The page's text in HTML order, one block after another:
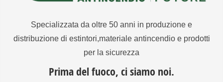
Specializzata da oltre 50 anni in produzione e
distribuzione di estintori,materiale antincendio e prodotti
per la sicurezza
Prima del fuoco, ci siamo noi.